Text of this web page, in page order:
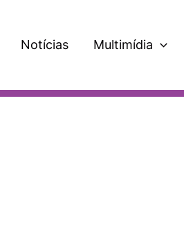
Notícias Multimídia